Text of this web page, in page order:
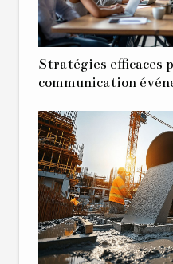
Stratégies efficaces
communication